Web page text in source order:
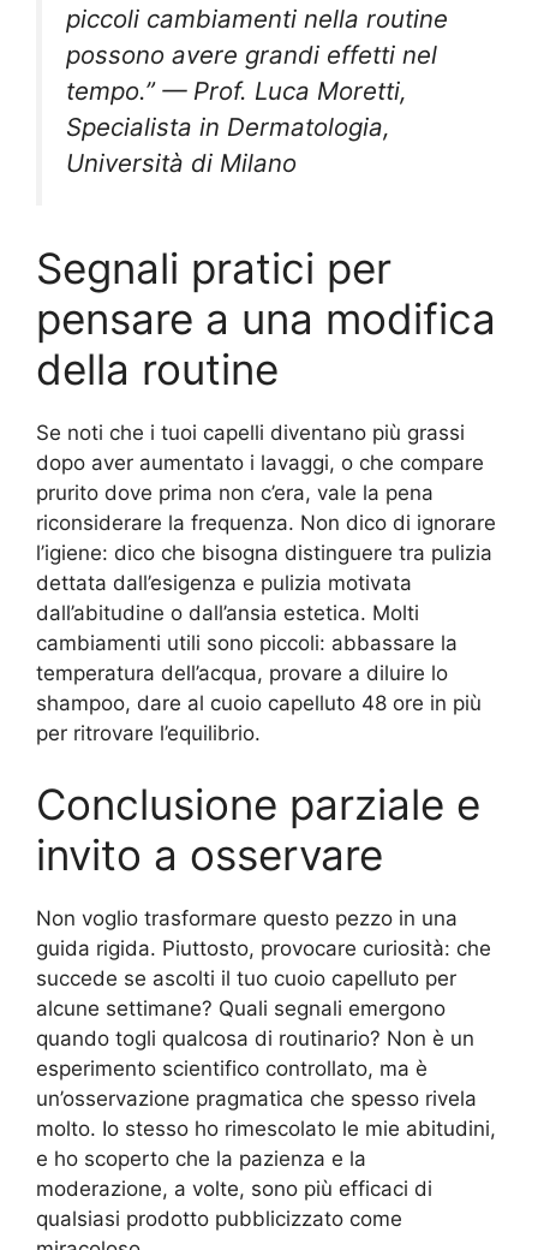
piccoli cambiamenti nella routine
possono avere grandi effetti nel
tempo.” — Prof. Luca Moretti,
Specialista in Dermatologia,
Università di Milano
Segnali pratici per
pensare a una modifica
della routine
Se noti che i tuoi capelli diventano più grassi
dopo aver aumentato i lavaggi, o che compare
prurito dove prima non c’era, vale la pena
riconsiderare la frequenza. Non dico di ignorare
l’igiene: dico che bisogna distinguere tra pulizia
dettata dall’esigenza e pulizia motivata
dall’abitudine o dall’ansia estetica. Molti
cambiamenti utili sono piccoli: abbassare la
temperatura dell’acqua, provare a diluire lo
shampoo, dare al cuoio capelluto 48 ore in più
per ritrovare l’equilibrio.
Conclusione parziale e
invito a osservare
Non voglio trasformare questo pezzo in una
guida rigida. Piuttosto, provocare curiosità: che
succede se ascolti il tuo cuoio capelluto per
alcune settimane? Quali segnali emergono
quando togli qualcosa di routinario? Non è un
esperimento scientifico controllato, ma è
un’osservazione pragmatica che spesso rivela
molto. Io stesso ho rimescolato le mie abitudini,
e ho scoperto che la pazienza e la
moderazione, a volte, sono più efficaci di
qualsiasi prodotto pubblicizzato come